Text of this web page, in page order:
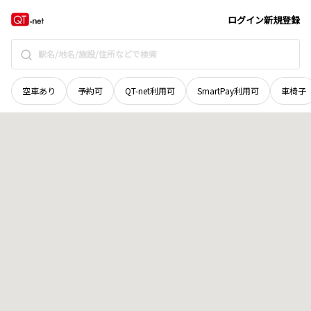
ログイン新規登録
空車あり 予約可 QT-net利用可 SmartPay利用可 車椅子
京都府